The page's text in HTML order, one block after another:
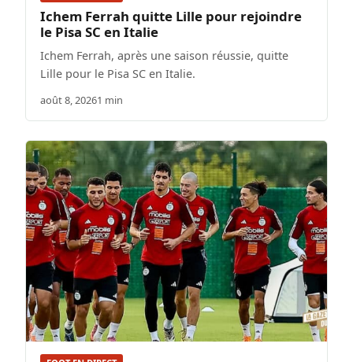
Ichem Ferrah quitte Lille pour rejoindre
le Pisa SC en Italie
Ichem Ferrah, après une saison réussie, quitte
Lille pour le Pisa SC en Italie.
août 8, 20261 min